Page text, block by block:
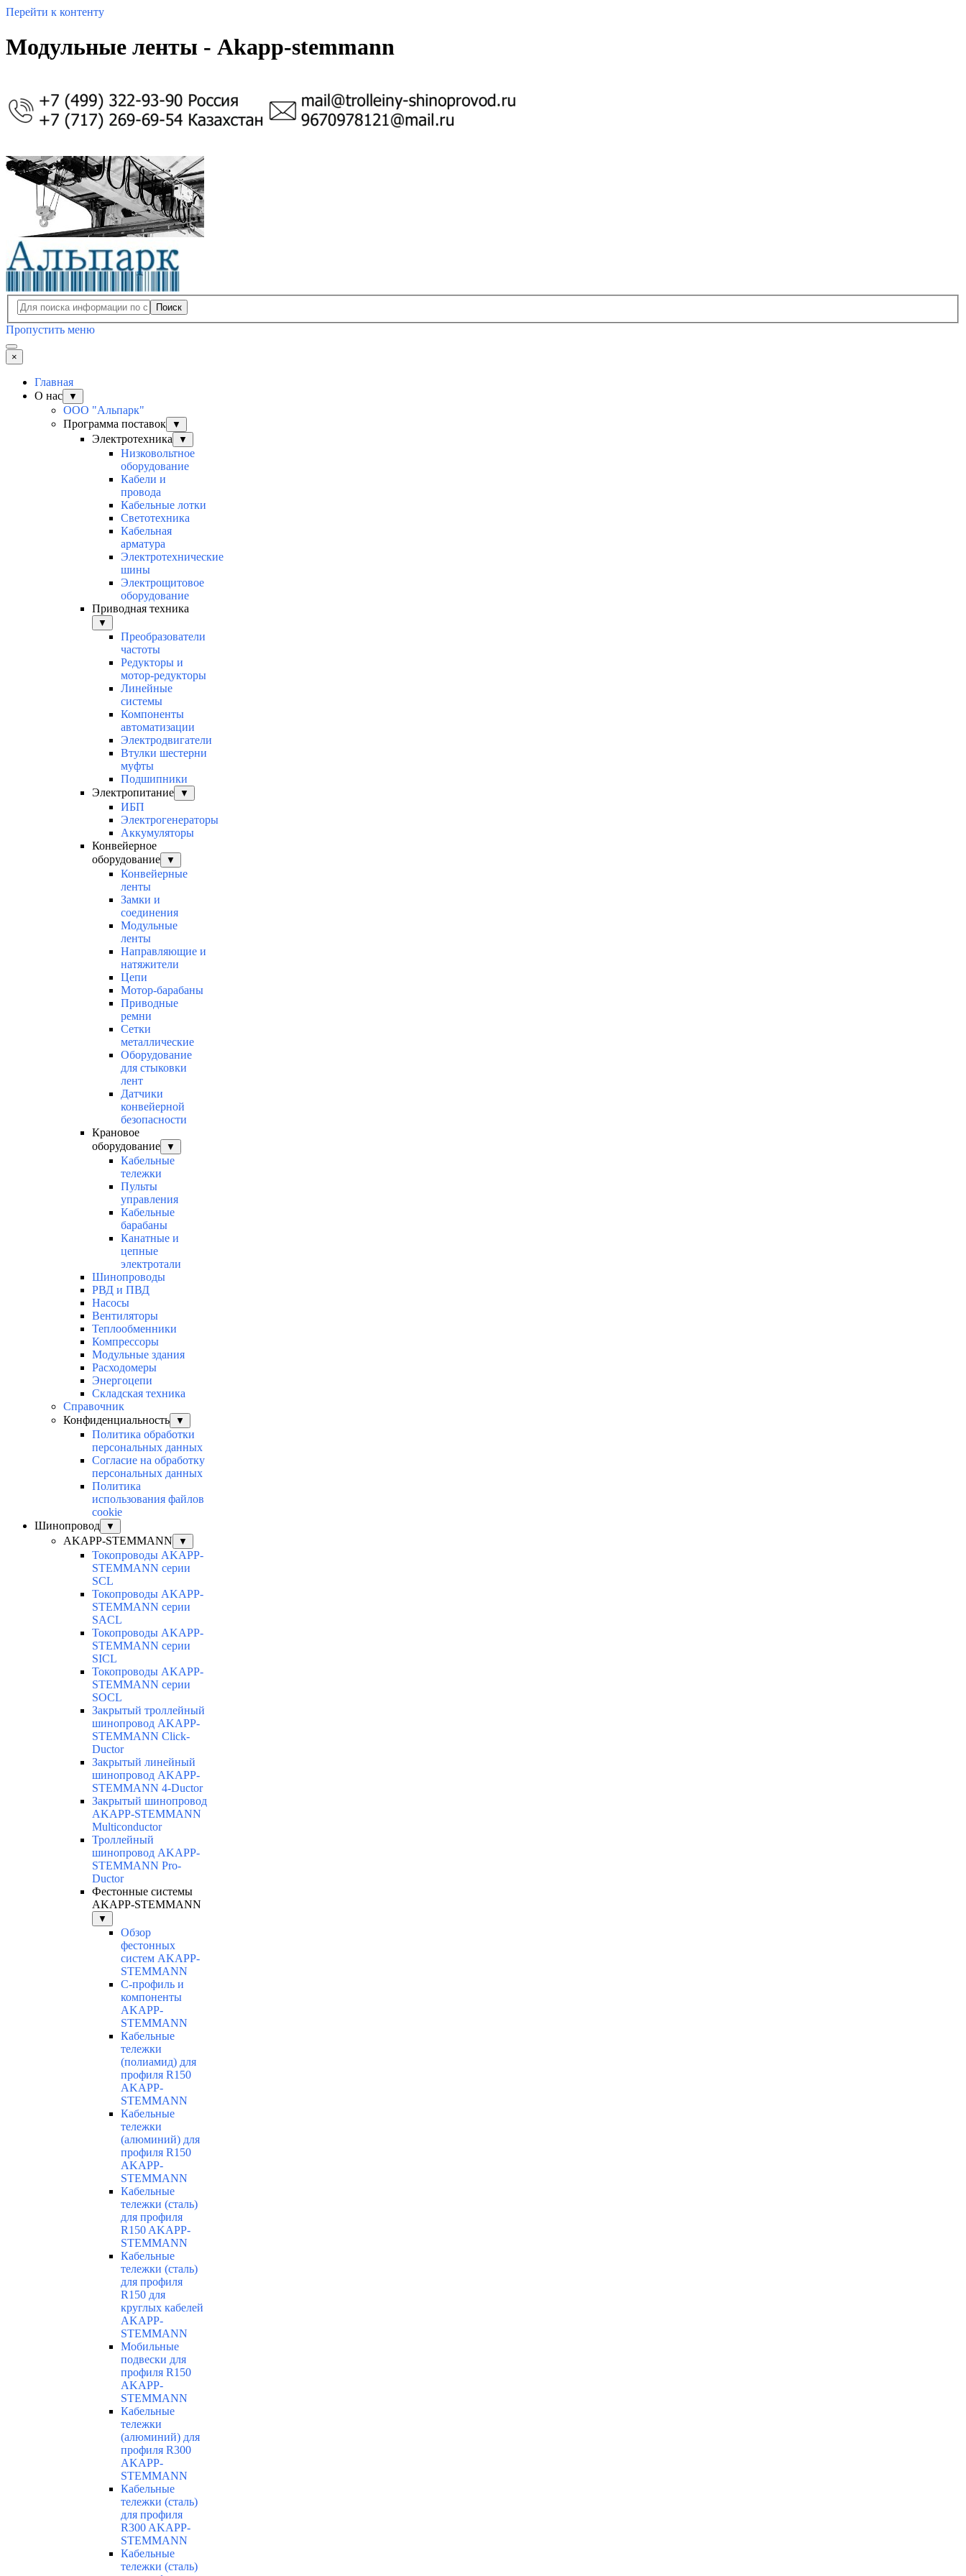
Перейти к контенту
Модульные ленты - Akapp-stemmann
Поиск
Пропустить меню
×
Главная
О нас
▼
ООО "Альпарк"
Программа поставок
▼
Электротехника ▼
Низковольтное
оборудование
Кабели и
провода
Кабельные лотки
Светотехника
Кабельная
арматура
Электротехнические
шины
Электрощитовое
оборудование
Приводная техника
▼
Преобразователи
частоты
Редукторы и
мотор-редукторы
Линейные
системы
Компоненты
автоматизации
Электродвигатели
Втулки шестерни
муфты
Подшипники
Электропитание
▼
ИБП
Электрогенераторы
Аккумуляторы
Конвейерное
оборудование
▼
Конвейерные
ленты
Замки и
соединения
Модульные
ленты
Направляющие и
натяжители
Цепи
Мотор-барабаны
Приводные
ремни
Сетки
металлические
Оборудование
для стыковки
лент
Датчики
конвейерной
безопасности
Крановое
оборудование
▼
Кабельные
тележки
Пульты
управления
Кабельные
барабаны
Канатные и
цепные
электротали
Шинопроводы
РВД и ПВД
Насосы
Вентиляторы
Теплообменники
Компрессоры
Модульные здания
Расходомеры
Энергоцепи
Складская техника
Справочник
Конфиденциальность
▼
Политика обработки
персональных данных
Согласие на обработку
персональных данных
Политика
использования файлов
cookie
Шинопровод
▼
AKAPP-STEMMANN ▼
Токопроводы AKAPP-
STEMMANN серии
SCL
Токопроводы AKAPP-
STEMMANN серии
SACL
Токопроводы AKAPP-
STEMMANN серии
SICL
Токопроводы AKAPP-
STEMMANN серии
SOCL
Закрытый троллейный
шинопровод AKAPP-
STEMMANN Click-
Ductor
Закрытый линейный
шинопровод AKAPP-
STEMMANN 4-Ductor
Закрытый шинопровод
AKAPP-STEMMANN
Multiconductor
Троллейный
шинопровод AKAPP-
STEMMANN Pro-
Ductor
Фестонные системы
AKAPP-STEMMANN
▼
Обзор
фестонных
систем AKAPP-
STEMMANN
С-профиль и
компоненты
AKAPP-
STEMMANN
Кабельные
тележки
(полиамид) для
профиля R150
AKAPP-
STEMMANN
Кабельные
тележки
(алюминий) для
профиля R150
AKAPP-
STEMMANN
Кабельные
тележки (сталь)
для профиля
R150 AKAPP-
STEMMANN
Кабельные
тележки (сталь)
для профиля
R150 для
круглых кабелей
AKAPP-
STEMMANN
Мобильные
подвески для
профиля R150
AKAPP-
STEMMANN
Кабельные
тележки
(алюминий) для
профиля R300
AKAPP-
STEMMANN
Кабельные
тележки (сталь)
для профиля
R300 AKAPP-
STEMMANN
Кабельные
тележки (сталь)